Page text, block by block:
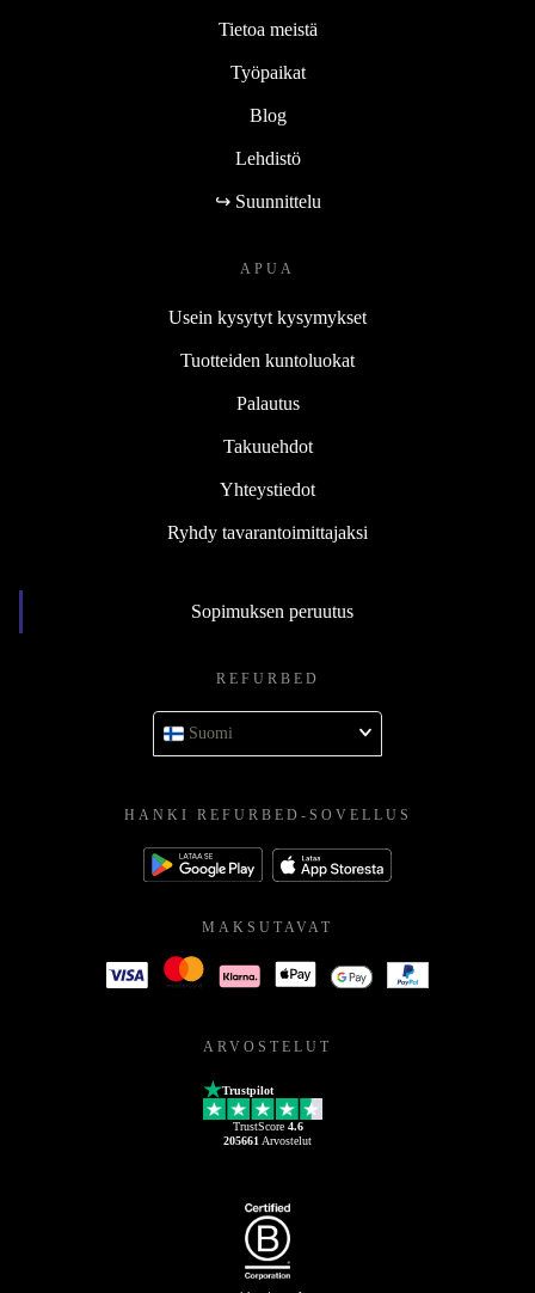
Tietoa meistä
Työpaikat
Blog
Lehdistö
↪ Suunnittelu
APUA
Usein kysytyt kysymykset
Tuotteiden kuntoluokat
Palautus
Takuuehdot
Yhteystiedot
Ryhdy tavarantoimittajaksi
Sopimuksen peruutus
REFURBED
Suomi
HANKI REFURBED-SOVELLUS
MAKSUTAVAT
ARVOSTELUT
Trustpilot
TrustScore 4.6
205661Arvostelut